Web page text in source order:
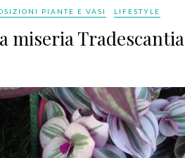
PIANTE E VASI LIFESTYLE
miseria Tradescantia